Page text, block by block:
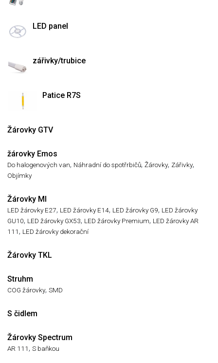
LED panel
zářivky/trubice
Patice R7S
Žárovky GTV
žárovky Emos
Do halogenových van, Náhradní do spotřrbičů, Žárovky, Zářivky,
Objímky
Žárovky MI
LED žárovky E27, LED žárovky E14, LED žárovky G9, LED žárovky
GU10, LED žárovky GX53, LED žárovky Premium, LED žárovky AR
111 , LED žárovky dekorační
Žárovky TKL
Struhm
COG žárovky, SMD
S čidlem
Žárovky Spectrum
AR 111 , S baňkou